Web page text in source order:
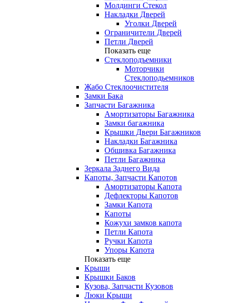
Молдинги Стекол
Накладки Дверей
Уголки Дверей
Ограничители Дверей
Петли Дверей
Показать еще
Стеклоподъемники
Моторчики
Стеклоподьемников
Жабо Стеклоочистителя
Замки Бака
Запчасти Багажника
Амортизаторы Багажника
Замки багажника
Крышки Двери Багажников
Накладки Багажника
Обшивка Багажника
Петли Багажника
Зеркала Заднего Вида
Капоты, Запчасти Капотов
Амортизаторы Капота
Дефлекторы Капотов
Замки Капота
Капоты
Кожухи замков капота
Петли Капота
Ручки Капота
Упоры Капота
Показать еще
Крыши
Крышки Баков
Кузова, Запчасти Кузовов
Люки Крыши